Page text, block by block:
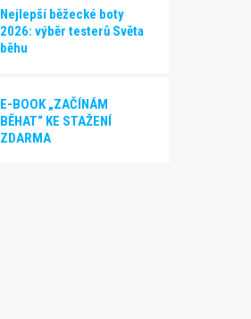
Nejlepší běžecké boty
2026: výběr testerů Světa
běhu
E-BOOK „ZAČÍNÁM
BĚHAT“ KE STAŽENÍ
ZDARMA